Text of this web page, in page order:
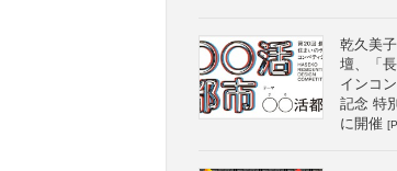
乾久美
壇、「
インコ
記念 特
に開催